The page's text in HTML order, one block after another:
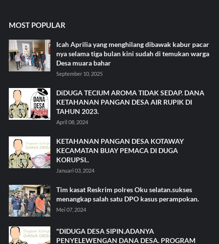
MOST POPULAR
Icah Aprilia yang menghilang dibawak kabur pacar
nya selama tiga bulan kini sudah di temukan warga
Desa muara bahar
September 10, 2025
DiDUGA TECIUM AROMA TIDAK SEDAP. DANA
KETAHANAN PANGAN DESA AIR RUPIK DI
TAHUN 2023.
April 08, 2024
KETAHANAN PANGAN DESA KOTAWAY
KECAMATAN BUAY PEMACA DI DUGA
KORUPSI..
Januari 03, 2024
Tim kasat Reskrim polres Oku selatan.sukses
menangkap salah satu DPO kasus perampokan.
Mei 07, 2024
"DIDUGA DESA SIPIN.ADANYA
PENYELEWENGAN DANA DESA. PROGRAM